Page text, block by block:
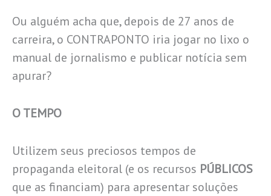
Ou alguém acha que, depois de 27 anos de
carreira, o CONTRAPONTO iria jogar no lixo o
manual de jornalismo e publicar notícia sem
apurar?
O TEMPO
Utilizem seus preciosos tempos de
propaganda eleitoral (e os recursos PÚBLICOS
que as financiam) para apresentar soluções